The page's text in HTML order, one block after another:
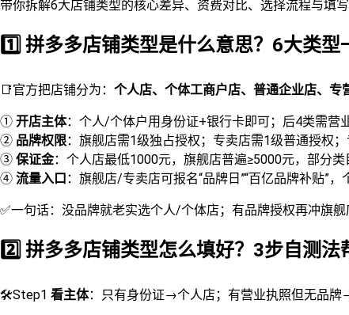
带你拆解6大店铺类型的核心差异、资费对比、选择流程与填
1️⃣ 拼多多店铺类型是什么意思？6大类型
📑官方把店铺分为： 个人店、个体工商户店、普通企业店、专
① 开店主体：个人/个体户用身份证+银行卡即可；后4类需营
② 品牌权限：旗舰店需1级独占授权；专卖店需1级普通授权
③ 保证金：个人店最低1000元，旗舰店普遍≥5000元，部分类
④ 流量入口 ：旗舰店/专卖店可报名“品牌日”“百亿品牌补贴”
✅一句话：没品牌就老实选个人/个体店；有品牌授权再冲旗
2️⃣ 拼多多店铺类型怎么填好？3步自测法
🛠️Step1 看主体：只有身份证→个人店；有营业执照但无品牌